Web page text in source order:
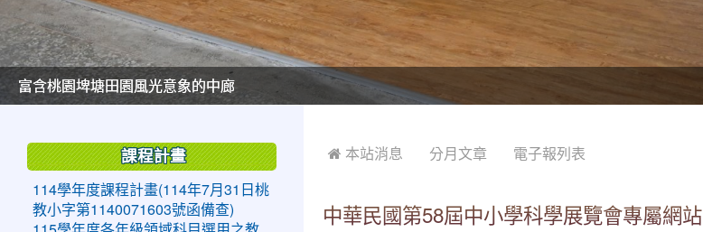
美麗的操場是我們活力的來源
美麗的操場是我們活力的來源
煥然一新的小司令台
煥然一新的小司令台
富含桃園埤塘田園風光意象的中廊
富含桃園埤塘田園風光意象的中廊
嶄新的中庭廣場
嶄新的中庭廣場
水生池生生不息
水生池生生不息
 本站消息 分月文章 電子報列表
中華民國第58屆中小學科學展覽會專屬網站
課程計畫
114學年度課程計畫(114年7月31日桃
教小字第1140071603號函備查)